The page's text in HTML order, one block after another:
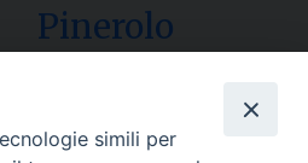
Pinerolo
simili per